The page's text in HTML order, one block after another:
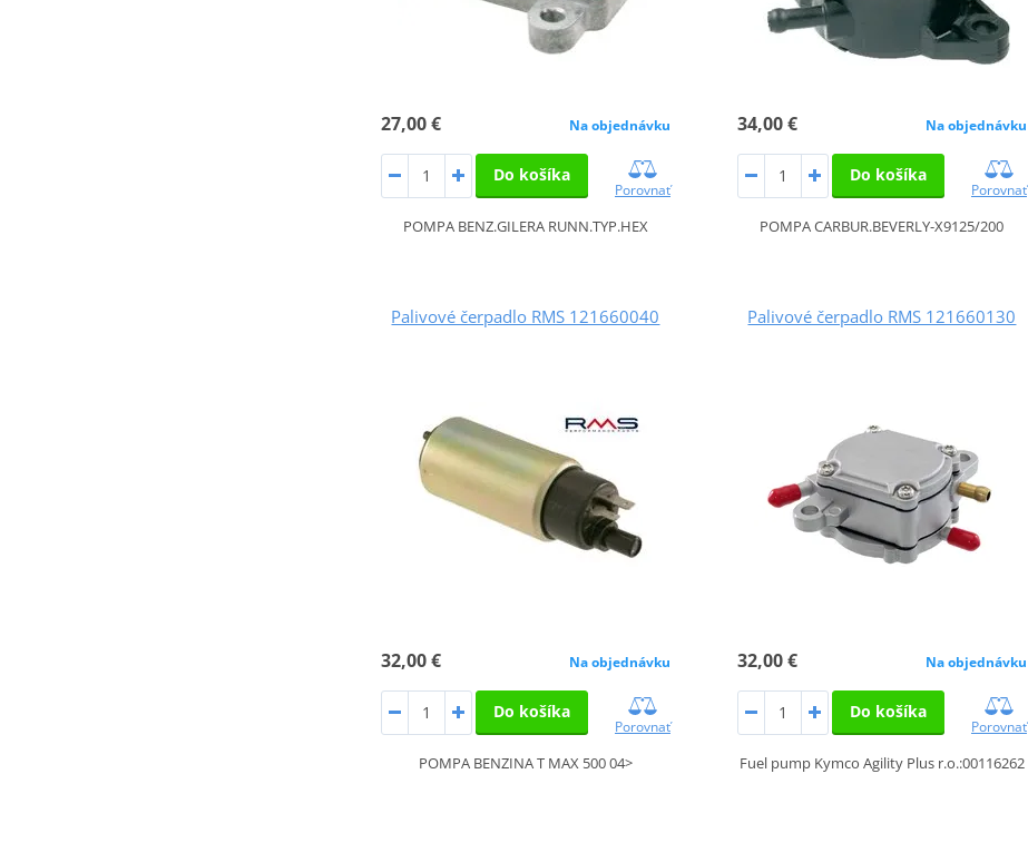
27,00 € Na objednávku
Do košíka
Porovnať
POMPA BENZ.GILERA RUNN.TYP.HEX
34,00 € Na objednávku
Do košíka
Porovnať
POMPA CARBUR.BEVERLY-X9125/200
Palivové čerpadlo RMS 121660040
32,00 € Na objednávku
Do košíka
Porovnať
POMPA BENZINA T MAX 500 04>
Palivové čerpadlo RMS 121660130
32,00 € Na objednávku
Do košíka
Porovnať
Fuel pump Kymco Agility Plus r.o.:00116262